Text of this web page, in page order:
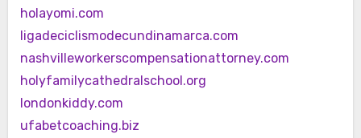
holayomi.com
ligadeciclismodecundinamarca.com
nashvilleworkerscompensationattorney.com
holyfamilycathedralschool.org
londonkiddy.com
ufabetcoaching.biz